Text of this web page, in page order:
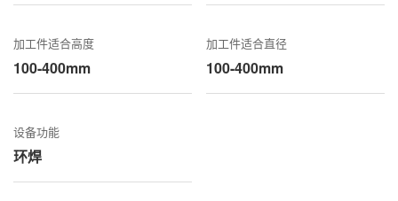
加工件适合高度
100-400mm
加工件适合直径
100-400mm
设备功能
环焊